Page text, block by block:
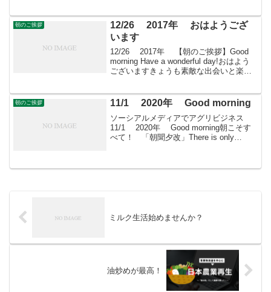
朝のご挨拶
12/26 2017年 おはようござ
います
12/26 2017年 【朝のご挨拶】Good
morning Have a wonderful day!おはよう
ございますきょうも素敵な出会いと楽し
朝のご挨拶 11/1 2020年 Good morning
ソーシアルメディアでアグリビジネス
11/1 2020年 Good morning朝こそす
べて！ 「朝聞夕改」There is only
ミルク生活始めませんか？
油炒めが最高！